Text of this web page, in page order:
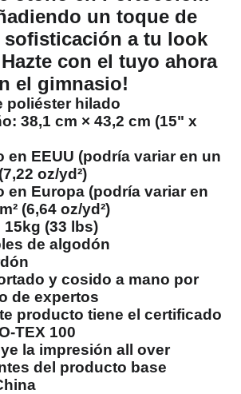
un toque de
sofisticación a tu look
con el tuyo ahora
el gimnasio!
poliéster hilado
38,1 cm × 43,2 cm (15" x
en EEUU (podría variar en un
oz/yd²)
en Europa (podría variar en
(6,64 oz/yd²)
(33 lbs)
de algodón
y cosido a mano por
de expertos
producto tiene el certificado
TEX 100
la impresión all over
del producto base